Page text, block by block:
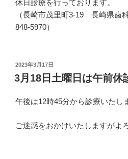
休日診療を行っております。
（長崎市茂里町3-19 長崎県歯
848-5970）
投
稿
日:
2023年3月17日
3月18日土曜日は午前休
午後は12時45分から診療いたし
ご迷惑をおかけいたしますがよ